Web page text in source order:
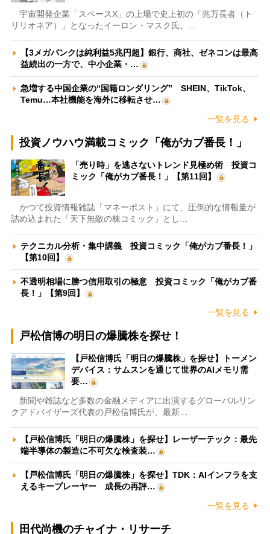
宇宙開発企業「スペースX」の上場で史上初の「兆万長者（ト
リリオネア）」となったイーロン・マスク氏。…
【3メガバンクは純利益5兆円超】銀行、商社、ゼネコンは最高
益続出の一方で、中小企業・…
急増する中国企業の“国籍ロンダリング” SHEIN、TikTok、
Temu…本社機能を海外に移転させ…
一覧を見る
投資ノウハウ満載コミック「俺がカブ番長！」
「売り時」を逃さないトレンド見極め術 投資コ
ミック「俺がカブ番長！」【第11回】
かつて投資情報雑誌「マネーポスト」にて、圧倒的な情報量が
詰め込まれた「天下無敵の株コミック」とし…
テクニカル分析・集中講義 投資コミック「俺がカブ番長！」
【第10回】
不透明相場に勝つ信用取引の極意 投資コミック「俺がカブ番
長！」【第9回】
一覧を見る
戸松信博の明日の爆騰株を探せ！
【戸松信博氏「明日の爆騰株」を探せ】トーメン
デバイス：サムスンを通じて世界のAIメモリ需
要…
新聞や雑誌など多数の金融メディアに出演するグローバルリン
クアドバイザーズ代表の戸松信博氏が、最新…
【戸松信博氏「明日の爆騰株」を探せ】レーザーテック：最先
端半導体の製造に不可欠な検査装…
【戸松信博氏「明日の爆騰株」を探せ】TDK：AIインフラを支
えるキープレーヤー 成長の再評…
一覧を見る
田代尚機のチャイナ・リサーチ